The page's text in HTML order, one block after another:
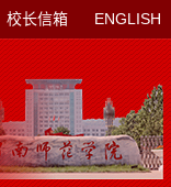
校长信箱 ENGLISH